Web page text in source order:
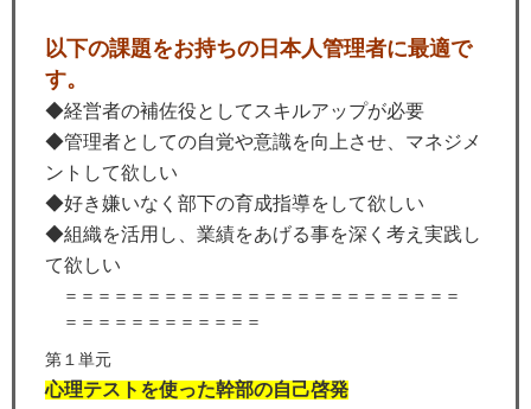
以下の課題をお持ちの日本人管理者に最適で
す。
◆経営者の補佐役としてスキルアップが必要
◆管理者としての自覚や意識を向上させ、マネジメ
ントして欲しい
◆好き嫌いなく部下の育成指導をして欲しい
◆組織を活用し、業績をあげる事を深く考え実践し
て欲しい
＝＝＝＝＝＝＝＝＝＝＝＝＝＝＝＝＝＝＝＝＝＝＝＝
＝＝＝＝＝＝＝＝＝＝＝＝
第１単元
心理テストを使った幹部の自己啓発